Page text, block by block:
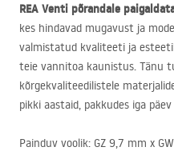
REA Venti põrandale
kes hindavad mugavust ja
valmistatud kvaliteeti ja
teie vannitoa kaunistus. Tänu
kõrgekvaliteedilistele
pikki aastaid, pakkudes iga
Painduv voolik: GZ 9,7 mm x